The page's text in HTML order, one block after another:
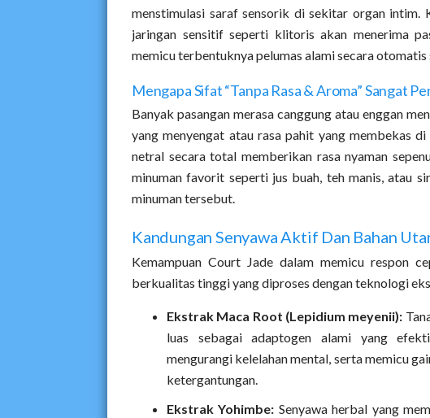
menstimulasi saraf sensorik di sekitar organ intim.
jaringan sensitif seperti klitoris akan menerima
memicu terbentuknya pelumas alami secara
Mengapa Sifat “Tanpa Rasa & Aroma” Sangat
Banyak pasangan merasa canggung atau enggan
yang menyengat atau rasa pahit yang membekas
netral secara total memberikan rasa nyaman
minuman favorit seperti jus buah, teh manis, atau
minuman tersebut.
Kandungan Senyawa Aktif Dan Bahan
Kemampuan Court Jade dalam memicu respon
berkualitas tinggi yang diproses dengan teknologi
Ekstrak Maca Root (Lepidium meyenii):
luas sebagai adaptogen alami yang
mengurangi kelelahan mental, serta memicu
ketergantungan.
Ekstrak Yohimbe: Senyawa herbal yang